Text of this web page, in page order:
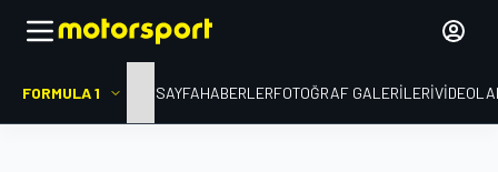
FORMULA 1 ANA SAYFAHABERLERFOTOĞRAF GALERILERI